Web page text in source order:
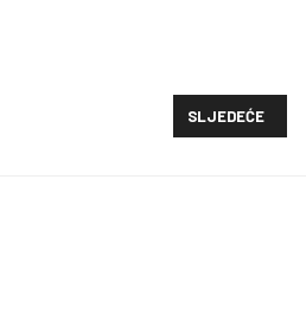
ČLANAK: HRVOJE JURIĆ: FILOZOFIJA
SLJEDEĆI
SLJEDEĆE